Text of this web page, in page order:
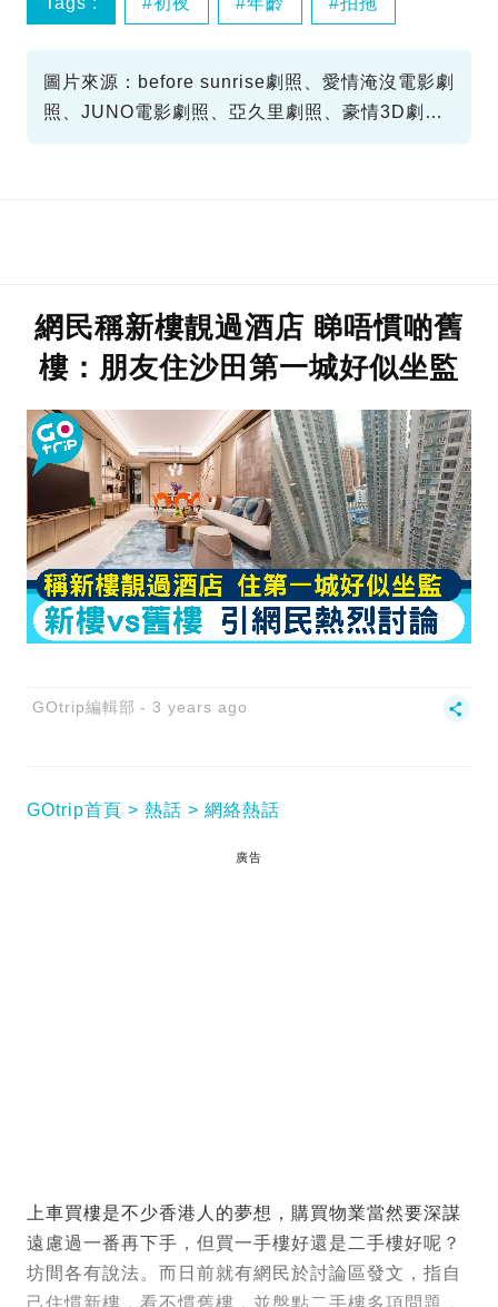
圖片來源：before sunrise劇照、愛情淹沒電影劇
照、JUNO電影劇照、亞久里劇照、豪情3D劇
網民稱新樓靚過酒店 睇唔慣啲舊
樓：朋友住沙田第一城好似坐監
GOtrip編輯部 3 years ago
GOtrip首頁 熱話 網絡熱話
廣告
上車買樓是不少香港人的夢想，購買物業當然要深謀
遠慮過一番再下手，但買一手樓好還是二手樓好呢？
坊間各有說法。而日前就有網民於討論區發文，指自